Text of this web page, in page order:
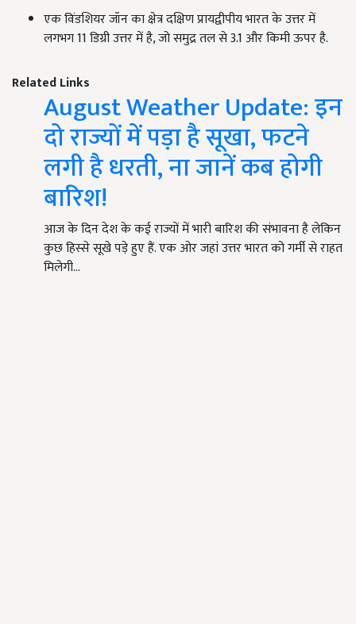
एक विंडशियर जॉन का क्षेत्र दक्षिण प्रायद्वीपीय भारत के उत्तर में
लगभग 11 डिग्री उत्तर में है, जो समुद्र तल से 3.1 और किमी ऊपर है.
Related Links
August Weather Update: इन
दो राज्यों में पड़ा है सूखा, फटने
लगी है धरती, ना जानें कब होगी
बारिश!
आज के दिन देश के कई राज्यों में भारी बारिश की संभावना है लेकिन
कुछ हिस्से सूखे पड़े हुए हैं. एक ओर जहां उत्तर भारत को गर्मी से राहत
मिलेगी…